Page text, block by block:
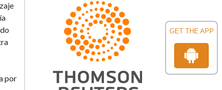
GET THE APP
por